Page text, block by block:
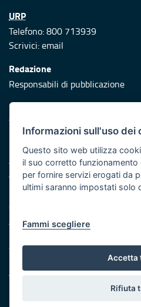
URP
Telefono: 800 713939
Scrivici:email
Redazione
Responsabili di pubblicazione
Protezione civile
Vai al sito di Protezione Civile
Iniziativa finanziata con risorse
Asse XI
Note legali
Cookie e privacy
Atti di notifica
Servizi Intranet
© Regione
Informazioni sull'uso dei
Questo sito web utilizza
il suo corretto
per fornire servizi erogati da
ultimi saranno impostati solo
Fammi scegliere
Accetta
Rifiuta